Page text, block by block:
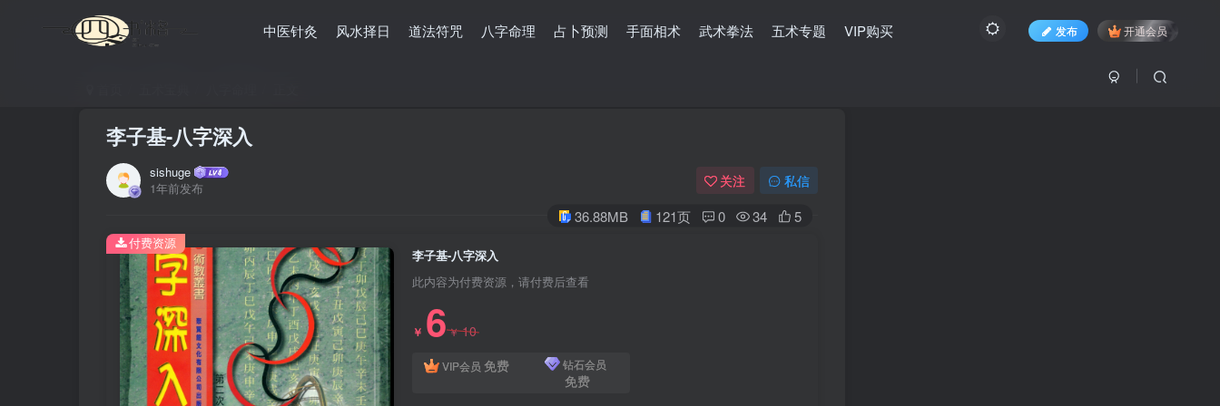
中医针灸 风水择日 道法符咒 八字命理 占卜预测 手面相术 武术拳法 五术专题 VIP购买 发布 开通会员
李子基-八字深入
sishuge
1年前发布
关注 私信
36.88MB 121页 0 34 5
李子基-八字深入
此内容为付费资源，请付费后查看
￥ 6￥10
VIP会员 免费 钻石会员
免费
付费资源